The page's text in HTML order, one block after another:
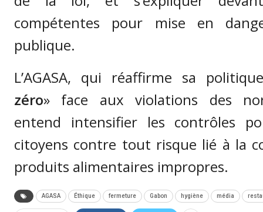
compétentes pour mise en
publique.
L’AGASA, qui réaffirme sa
zéro» face aux violations des
entend intensifier les contrôles
citoyens contre tout risque lié à la
produits alimentaires impropres.
AGASA Éthique fermeture Gabon hygiène média